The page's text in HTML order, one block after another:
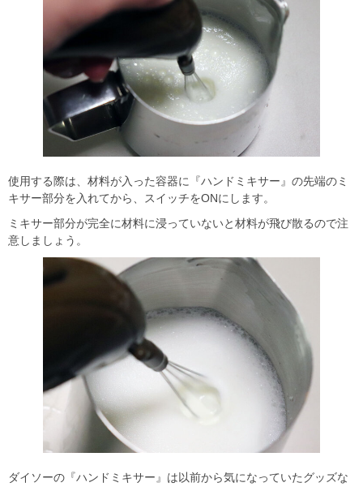
使用する際は、材料が入った容器に『ハンドミキサー』の先端のミ
キサー部分を入れてから、スイッチをONにします。
ミキサー部分が完全に材料に浸っていないと材料が飛び散るので注
意しましょう。
ダイソーの『ハンドミキサー』は以前から気になっていたグッズな